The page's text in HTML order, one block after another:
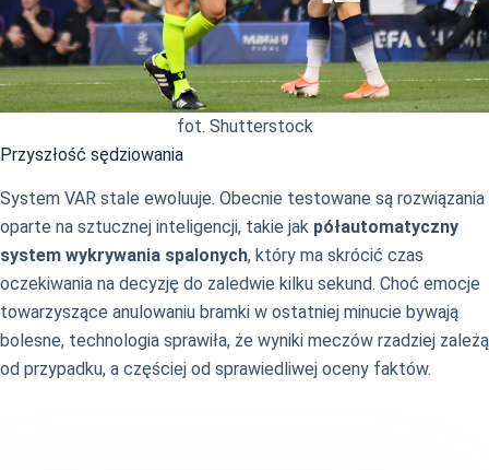
fot. Shutterstock
Przyszłość sędziowania
System VAR stale ewoluuje. Obecnie testowane są rozwiązania
oparte na sztucznej inteligencji, takie jak półautomatyczny
system wykrywania spalonych, który ma skrócić czas
oczekiwania na decyzję do zaledwie kilku sekund. Choć emocje
towarzyszące anulowaniu bramki w ostatniej minucie bywają
bolesne, technologia sprawiła, że wyniki meczów rzadziej zależą
od przypadku, a częściej od sprawiedliwej oceny faktów.